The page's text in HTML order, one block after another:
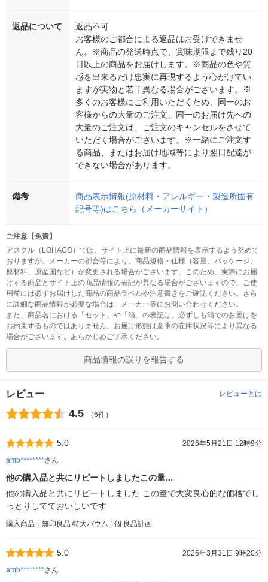
返品について
返品不可
お客様のご都合による返品はお受けできませ
ん。※商品の発送時点で、賞味期限まで残り20
日以上の商品をお届けします。※商品の色や質
感を出来るだけ忠実に再現するよう心がけてい
ますが実物と若干異なる場合がございます。※
多くのお客様にご利用いただくため、同一のお
客様からの大量のご注文、同一のお届け先への
大量のご注文は、ご注文のキャンセルをさせて
いただく場合がございます。※一緒にご注文す
る商品、またはお届け地域等により翌日配達が
できない場合があります。
備考
商品表示情報(原材料・アレルギー・製造所固有
記号等)はこちら（メーカーサイト）
ご注意【免責】
アスクル（LOHACO）では、サイト上に最新の商品情報を表示するよう努めて
おりますが、メーカーの都合等により、商品規格・仕様（容量、パッケージ、
原材料、原産国など）が変更される場合がございます。このため、実際にお届
けする商品とサイト上の商品情報の表記が異なる場合がございますので、ご使
用前には必ずお届けした商品の商品ラベルや注意書きをご確認ください。さら
に詳細な商品情報が必要な場合は、メーカー等にお問い合わせください。
また、商品名における「セット」や「箱」の表記は、必ずしも箱でのお届けを
お約束するものではありません。お届け形態は倉庫の在庫状況等により異なる
場合がございます。あらかじめご了承ください。
商品情報の誤りを報告する
レビュー レビューとは
4.5 （6件）
5.0
2026年5月21日 12時9分
amb********さん
他の購入品と共にリピートしましたこの量…
他の購入品と共にリピートしました この量で大変良心的な価格でし
っとりしてておいしいです
購入商品：無印良品 特大バウム 1個 良品計画
5.0
2026年3月31日 9時20分
amb********さん